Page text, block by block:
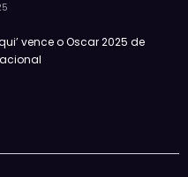
vence o Oscar 2025 de